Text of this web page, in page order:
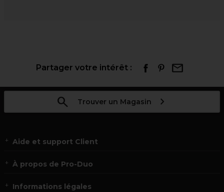
Partager votre intérêt :
Trouver un Magasin
Aide et support Client
À propos de Pro-Duo
Informations légales